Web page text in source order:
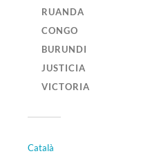
RUANDA
CONGO
BURUNDI
JUSTICIA
VICTORIA
Català